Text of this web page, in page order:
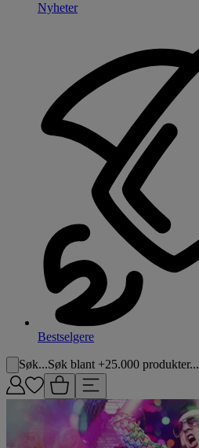
Nyheter
Bestselgere
Søk...Søk blant +25.000 produkter...